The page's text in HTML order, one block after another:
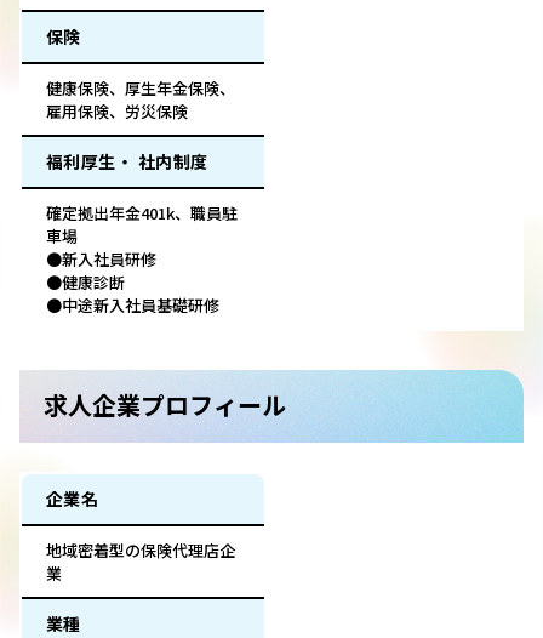
保険
健康保険、厚生年金保険、
雇用保険、労災保険
福利厚生・ 社内制度
確定拠出年金401k、職員駐
車場
●新入社員研修
●健康診断
●中途新入社員基礎研修
求人企業プロフィール
企業名
地域密着型の保険代理店企
業
業種